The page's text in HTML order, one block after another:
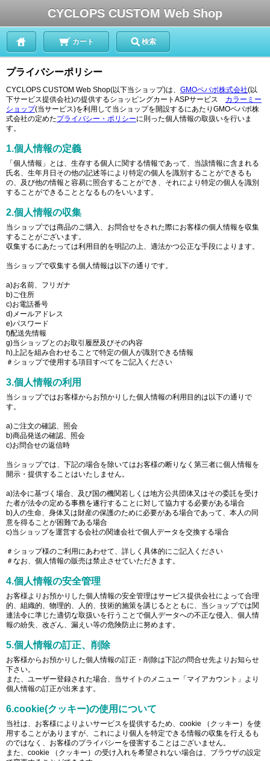
CYCLOPS CUSTOM Web Shop
カート 検索
プライバシーポリシー
CYCLOPS CUSTOM Web Shop(以下当ショップ)は、 GMOペパボ株式会社(以
下サービス提供会社)の提供するショッピングカートASPサービス カラーミー
ショップ(当サービス)を利用して当ショップを開設するにあたりGMOペパボ株
式会社の定めたプライバシー・ポリシーに則った個人情報の取扱いを行いま
す。
1.個人情報の定義
「個人情報」とは、生存する個人に関する情報であって、当該情報に含まれる
氏名、生年月日その他の記述等により特定の個人を識別することができるも
の、及び他の情報と容易に照合することができ、それにより特定の個人を識別
することができることとなるものをいいます。
2.個人情報の収集
当ショップでは商品のご購入、お問合せをされた際にお客様の個人情報を収集
することがございます。
収集するにあたっては利用目的を明記の上、適法かつ公正な手段によります。
当ショップで収集する個人情報は以下の通りです。
a)お名前、フリガナ
b)ご住所
c)お電話番号
d)メールアドレス
e)パスワード
f)配送先情報
g)当ショップとのお取引履歴及びその内容
h)上記を組み合わせることで特定の個人が識別できる情報
＃ショップで使用する項目すべてをご記入ください
3.個人情報の利用
当ショップではお客様からお預かりした個人情報の利用目的は以下の通りで
す。
a)ご注文の確認、照会
b)商品発送の確認、照会
c)お問合せの返信時
当ショップでは、下記の場合を除いてはお客様の断りなく第三者に個人情報を
開示・提供することはいたしません。
a)法令に基づく場合、及び国の機関若しくは地方公共団体又はその委託を受け
た者が法令の定める事務を遂行することに対して協力する必要がある場合
b)人の生命、身体又は財産の保護のために必要がある場合であって、本人の同
意を得ることが困難である場合
c)当ショップを運営する会社の関連会社で個人データを交換する場合
＃ショップ様のご利用にあわせて、詳しく具体的にご記入ください
＃なお、個人情報の販売は禁止させていただきます。
4.個人情報の安全管理
お客様よりお預かりした個人情報の安全管理はサービス提供会社によって合理
的、組織的、物理的、人的、技術的施策を講じるとともに、当ショップでは関
連法令に準じた適切な取扱いを行うことで個人データへの不正な侵入、個人情
報の紛失、改ざん、漏えい等の危険防止に努めます。
5.個人情報の訂正、削除
お客様からお預かりした個人情報の訂正・削除は下記の問合せ先よりお知らせ
下さい。
また、ユーザー登録された場合、当サイトのメニュー「マイアカウント」より
個人情報の訂正が出来ます。
6.cookie(クッキー)の使用について
当社は、お客様によりよいサービスを提供するため、cookie （クッキー）を使
用することがありますが、これにより個人を特定できる情報の収集を行えるも
のではなく、お客様のプライバシーを侵害することはございません。
また、cookie （クッキー）の受け入れを希望されない場合は、ブラウザの設定